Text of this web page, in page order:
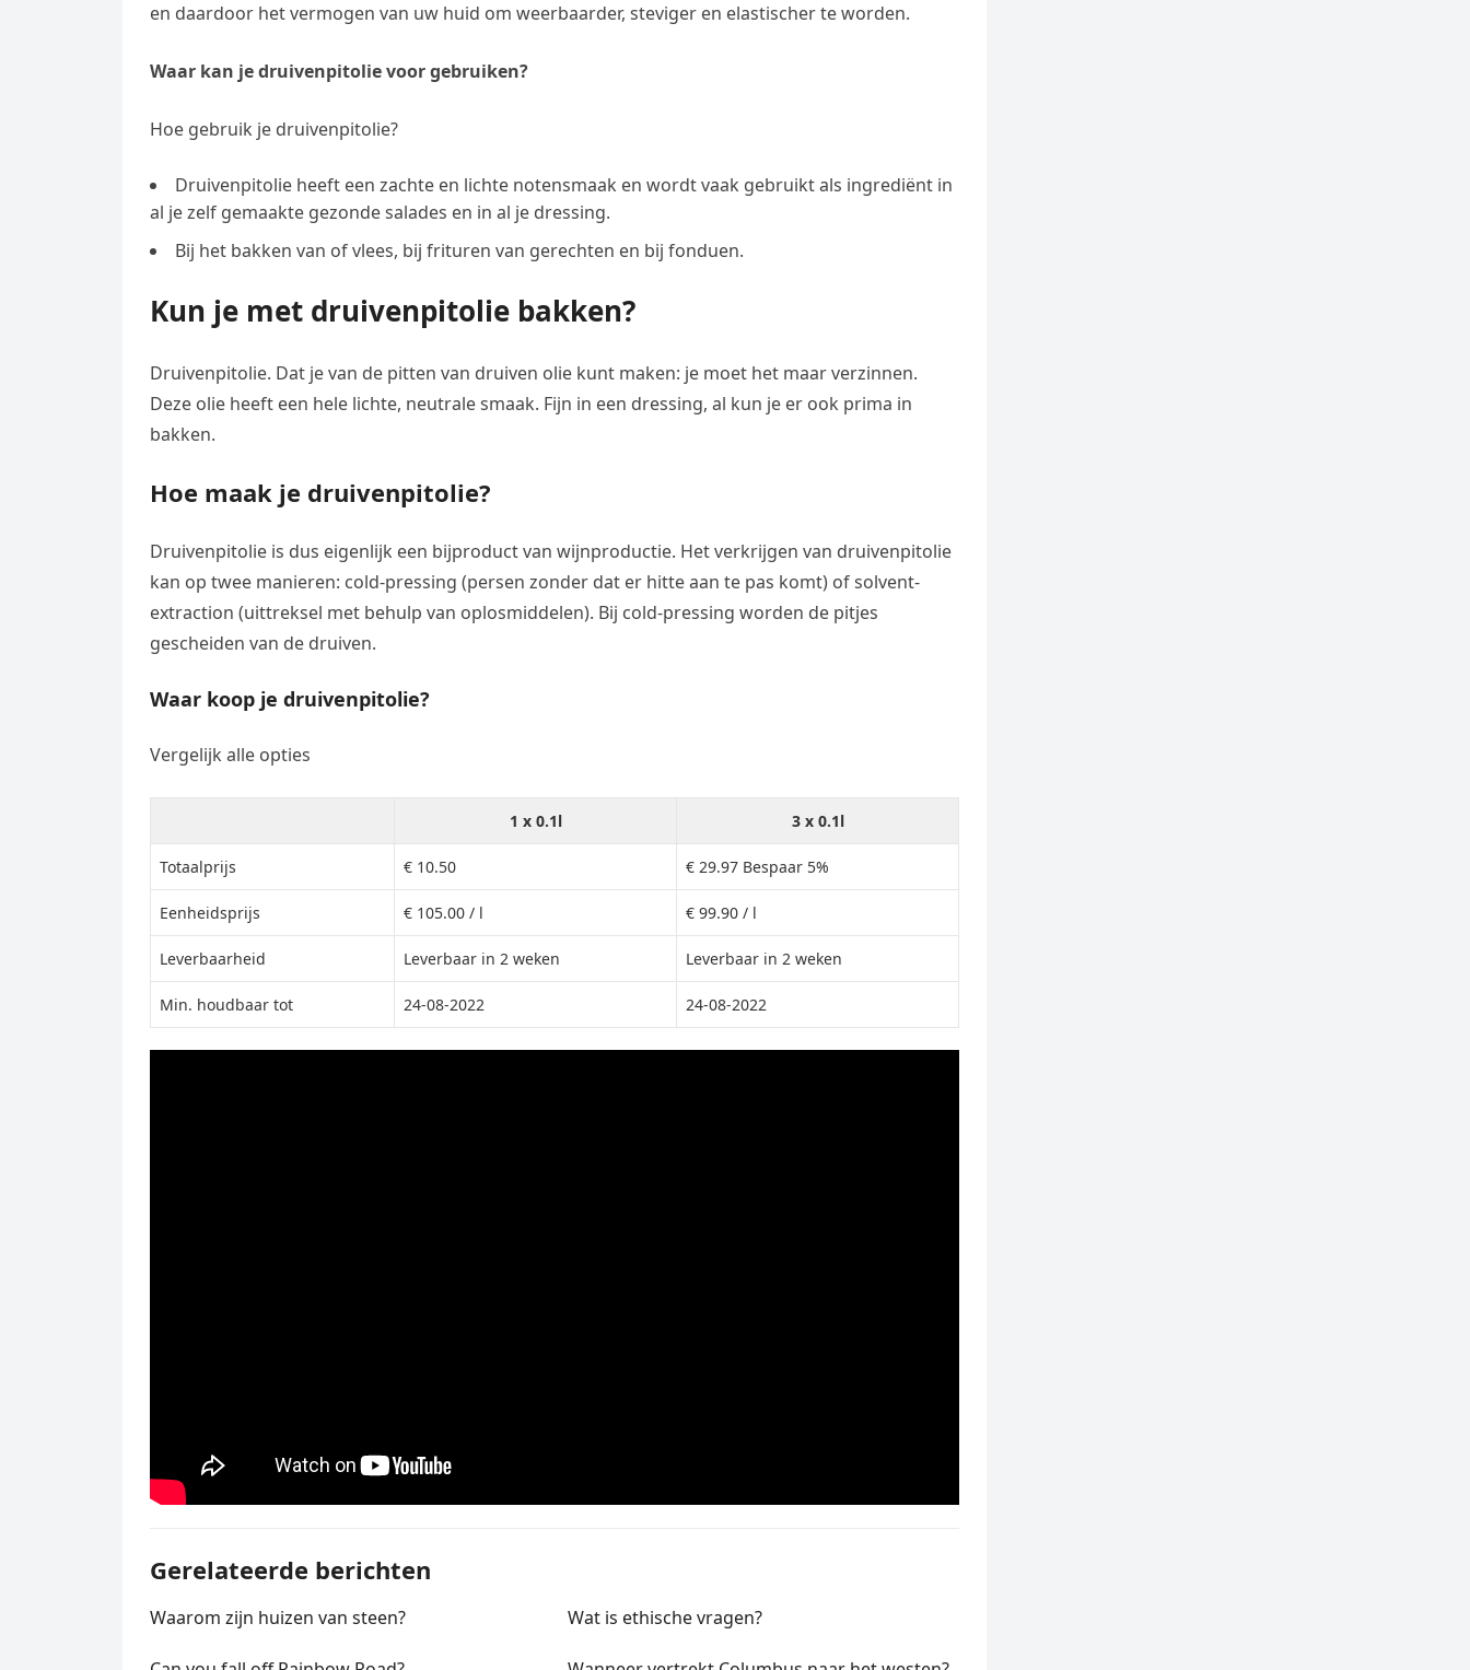
en daardoor het vermogen van uw huid om weerbaarder, steviger en elastischer te worden.
Waar kan je druivenpitolie voor gebruiken?
Hoe gebruik je druivenpitolie?
Druivenpitolie heeft een zachte en lichte notensmaak en wordt vaak gebruikt als ingrediënt in
al je zelf gemaakte gezonde salades en in al je dressing.
Bij het bakken van of vlees, bij frituren van gerechten en bij fonduen.
Kun je met druivenpitolie bakken?
Druivenpitolie. Dat je van de pitten van druiven olie kunt maken: je moet het maar verzinnen.
Deze olie heeft een hele lichte, neutrale smaak. Fijn in een dressing, al kun je er ook prima in
bakken.
Hoe maak je druivenpitolie?
Druivenpitolie is dus eigenlijk een bijproduct van wijnproductie. Het verkrijgen van druivenpitolie
kan op twee manieren: cold-pressing (persen zonder dat er hitte aan te pas komt) of solvent-
extraction (uittreksel met behulp van oplosmiddelen). Bij cold-pressing worden de pitjes
gescheiden van de druiven.
Waar koop je druivenpitolie?
Vergelijk alle opties
1 x 0.1l 3 x 0.1l
Totaalprijs € 10.50 € 29.97 Bespaar 5%
Eenheidsprijs € 105.00 / l € 99.90 / l
Leverbaarheid Leverbaar in 2 weken Leverbaar in 2 weken
Min. houdbaar tot 24-08-2022 24-08-2022
Gerelateerde berichten
Waarom zijn huizen van steen? Wat is ethische vragen?